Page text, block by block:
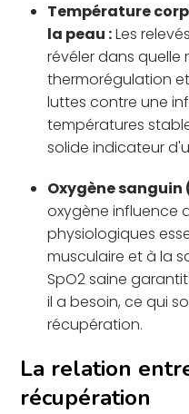
Température
la peau :Les
révéler dans quelle
thermorégulation
luttes contre une
températures
solide indicateur
Oxygène sanguin
oxygène influence
physiologiques
musculaire et à la
SpO2 saine
il a besoin, ce qui
récupération.
La relation
récupération